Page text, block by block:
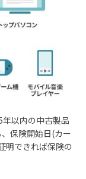
以内の中古製品
保険開始日(カー
明できれば保険の